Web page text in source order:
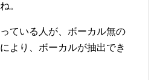
。
ている人が、ボーカル無の
より、ボーカルが抽出でき